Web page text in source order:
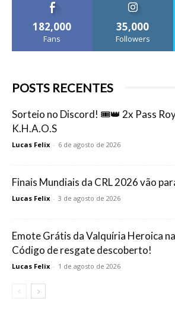
182,000
Fans
35,000
Followers
POSTS RECENTES
Sorteio no Discord! 🎟️👑 2x Pass
K.H.A.O.S
Lucas Felix - 6 de agosto de 2026
Finais Mundiais da CRL 2026 vão
Lucas Felix - 3 de agosto de 2026
Emote Grátis da Valquíria Heroica
Código de resgate descoberto!
Lucas Felix - 1 de agosto de 2026